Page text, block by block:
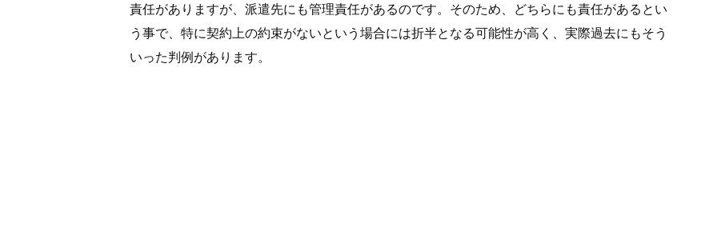
責任がありますが、派遣先にも管理責任があるのです。そのため、どちらにも責任があるとい
う事で、特に契約上の約束がないという場合には折半となる可能性が高く、実際過去にもそう
いった判例があります。